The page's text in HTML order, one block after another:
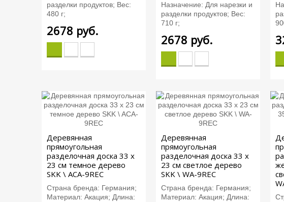
разделки продуктов; Вес:
480 г;
2678 руб.
Назначение: Для нарезки и
разделки продуктов; Вес:
710 г;
2678 руб.
Деревянная
прямоугольная
разделочная доска 33 х
23 см темное дерево
SKK \ ACA-9REC
Страна бренда: Германия;
Материал: Акация; Длина:
Деревянная
прямоугольная
разделочная доска 33 х
23 см светлое дерево
SKK \ WA-9REC
Страна бренда: Германия;
Материал: Акация; Длина: